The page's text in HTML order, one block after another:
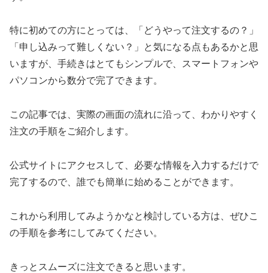
特に初めての方にとっては、「どうやって注文するの？」
「申し込みって難しくない？」と気になる点もあるかと思
いますが、手続きはとてもシンプルで、スマートフォンや
パソコンから数分で完了できます。
この記事では、実際の画面の流れに沿って、わかりやすく
注文の手順をご紹介します。
公式サイトにアクセスして、必要な情報を入力するだけで
完了するので、誰でも簡単に始めることができます。
これから利用してみようかなと検討している方は、ぜひこ
の手順を参考にしてみてください。
きっとスムーズに注文できると思います。